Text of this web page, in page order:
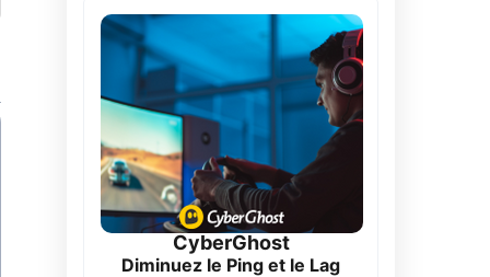
CyberGhost
Diminuez le Ping et le Lag